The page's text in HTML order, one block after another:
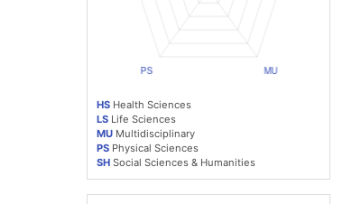
HS Health Sciences
LS Life Sciences
MU Multidisciplinary
PS Physical Sciences
SH Social Sciences & Humanities